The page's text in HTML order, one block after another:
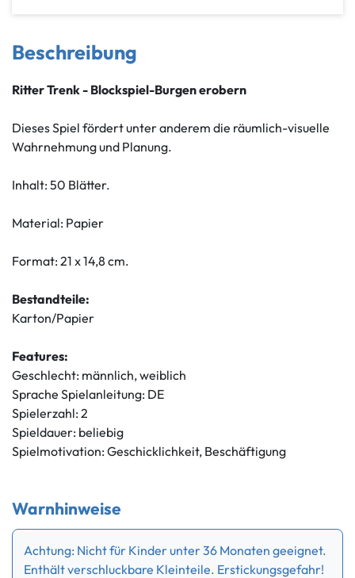
Beschreibung
Ritter Trenk - Blockspiel-Burgen erobern
Dieses Spiel fördert unter anderem die räumlich-visuelle
Wahrnehmung und Planung.
Inhalt: 50 Blätter.
Material: Papier
Format: 21 x 14,8 cm.
Bestandteile:
Karton/Papier
Features:
Geschlecht: männlich, weiblich
Sprache Spielanleitung: DE
Spielerzahl: 2
Spieldauer: beliebig
Spielmotivation: Geschicklichkeit, Beschäftigung
Warnhinweise
Achtung: Nicht für Kinder unter 36 Monaten geeignet.
Enthält verschluckbare Kleinteile. Erstickungsgefahr!